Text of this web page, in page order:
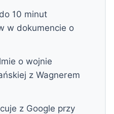
10 minut
w dokumencie o
o wojnie
z Wagnerem
z Google przy